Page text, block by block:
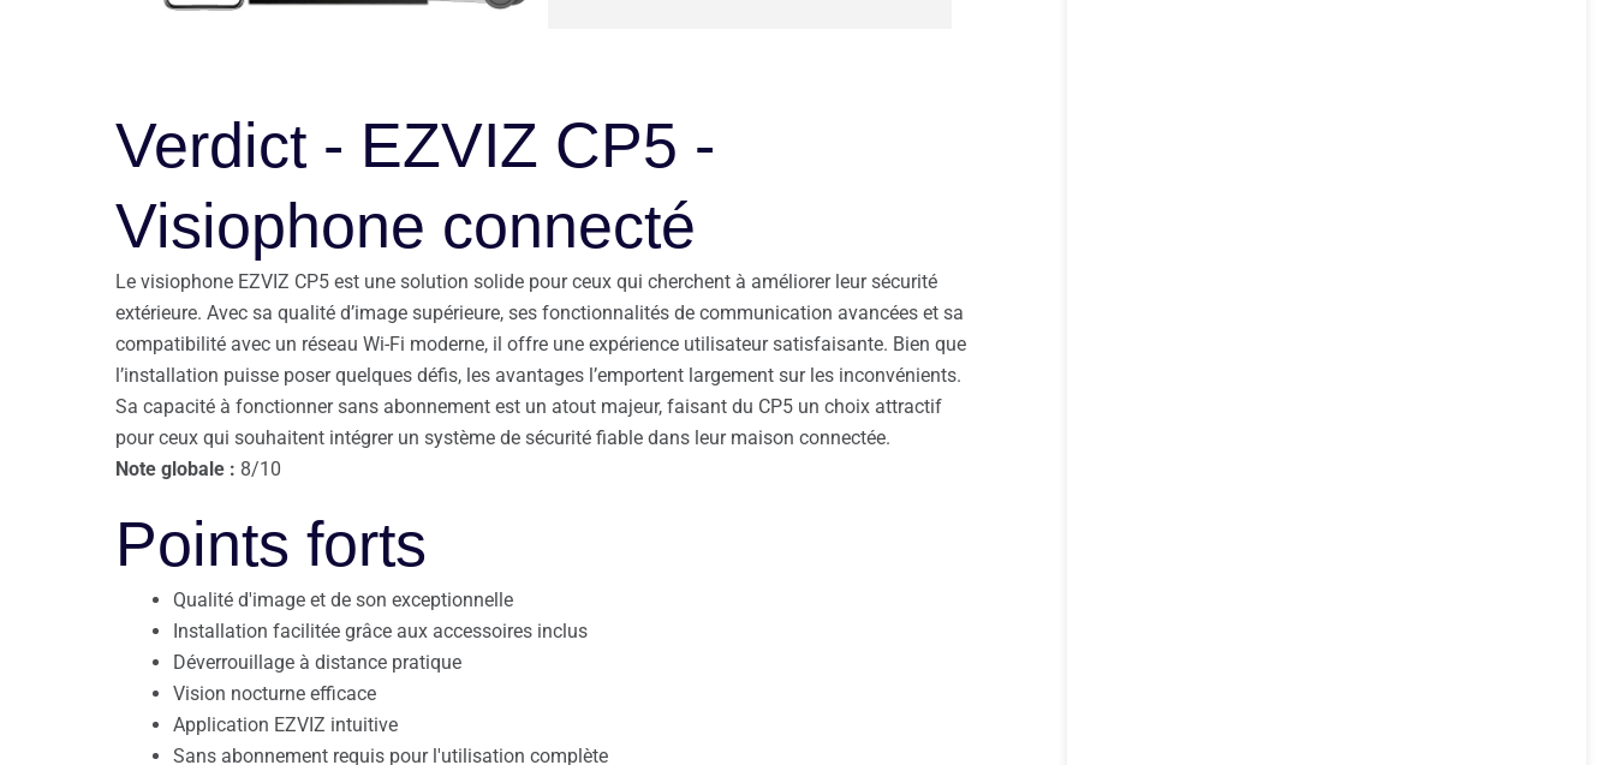
Verdict - EZVIZ CP5 -
Visiophone connecté
Le visiophone EZVIZ CP5 est une solution solide pour ceux qui cherchent à améliorer leur sécurité
extérieure. Avec sa qualité d’image supérieure, ses fonctionnalités de communication avancées et sa
compatibilité avec un réseau Wi-Fi moderne, il offre une expérience utilisateur satisfaisante. Bien que
l’installation puisse poser quelques défis, les avantages l’emportent largement sur les inconvénients.
Sa capacité à fonctionner sans abonnement est un atout majeur, faisant du CP5 un choix attractif
pour ceux qui souhaitent intégrer un système de sécurité fiable dans leur maison connectée.
Note globale : 8/10
Points forts
Qualité d'image et de son exceptionnelle
Installation facilitée grâce aux accessoires inclus
Déverrouillage à distance pratique
Vision nocturne efficace
Application EZVIZ intuitive
Sans abonnement requis pour l'utilisation complète